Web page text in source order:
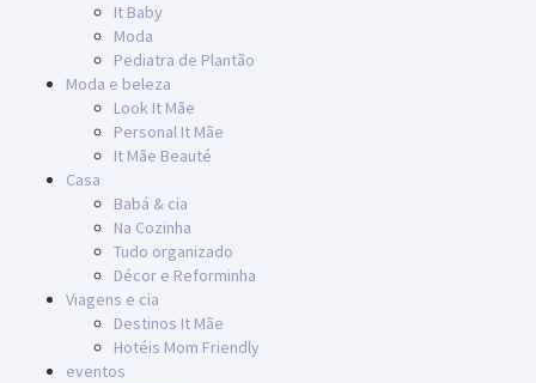
It Baby
Moda
Pediatra de Plantão
Moda e beleza
Look It Mãe
Personal It Mãe
It Mãe Beauté
Casa
Babá & cia
Na Cozinha
Tudo organizado
Décor e Reforminha
Viagens e cia
Destinos It Mãe
Hotéis Mom Friendly
eventos